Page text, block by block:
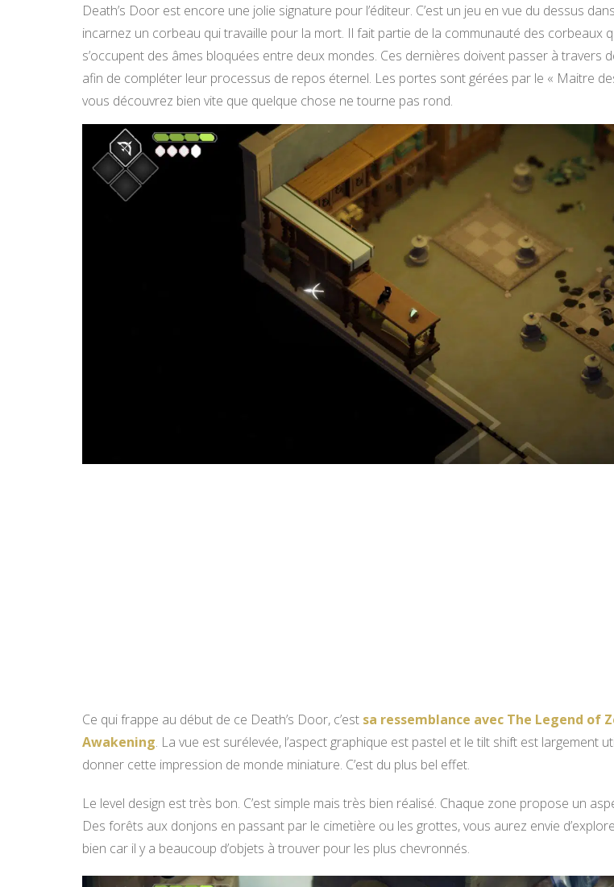
Death’s Door est encore une jolie signature pour l’éditeur. C’est un jeu en vue du dessus
incarnez un corbeau qui travaille pour la mort. Il fait partie de la communauté des corbeaux
s’occupent des âmes bloquées entre deux mondes. Ces dernières doivent passer à travers
afin de compléter leur processus de repos éternel. Les portes sont gérées par le « Maitre
vous découvrez bien vite que quelque chose ne tourne pas rond.
Ce qui frappe au début de ce Death’s Door, c’est sa ressemblance avec The Legend of
Awakening. La vue est surélevée, l’aspect graphique est pastel et le tilt shift est largement
donner cette impression de monde miniature. C’est du plus bel effet.
Le level design est très bon. C’est simple mais très bien réalisé. Chaque zone propose un
Des forêts aux donjons en passant par le cimetière ou les grottes, vous aurez envie
bien car il y a beaucoup d’objets à trouver pour les plus chevronnés.